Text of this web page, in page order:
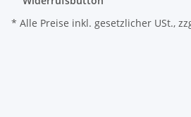
* Alle Preise inkl. gesetzlicher USt.,